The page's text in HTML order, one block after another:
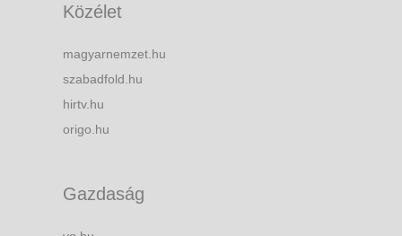
Közélet
magyarnemzet.hu
szabadfold.hu
hirtv.hu
origo.hu
Gazdaság